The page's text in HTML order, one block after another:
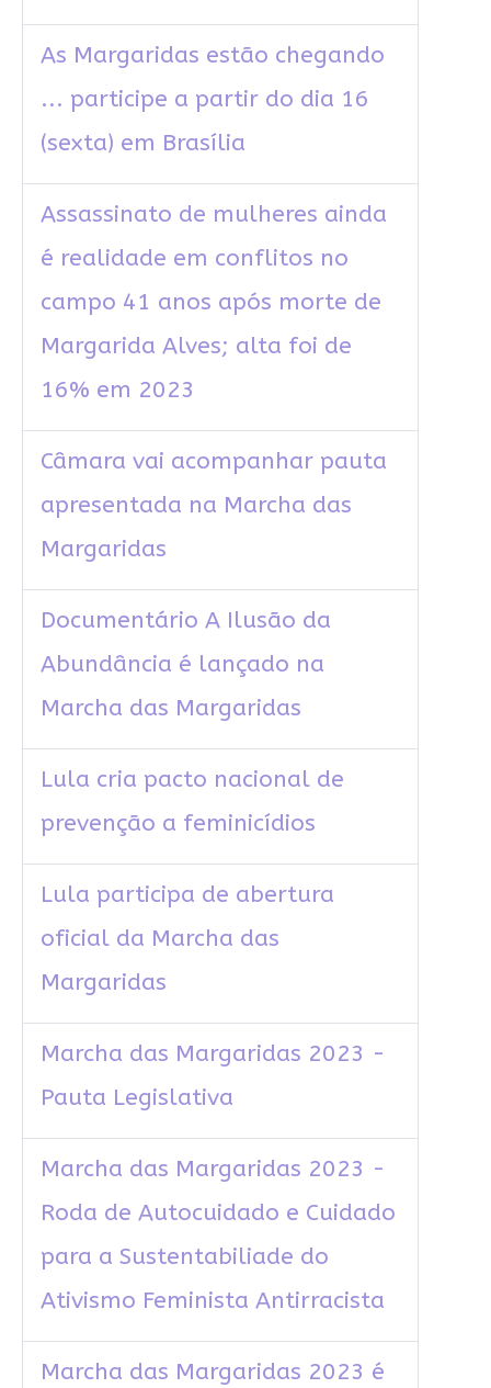
As Margaridas estão chegando
... participe a partir do dia 16
(sexta) em Brasília
Assassinato de mulheres ainda
é realidade em conflitos no
campo 41 anos após morte de
Margarida Alves; alta foi de
16% em 2023
Câmara vai acompanhar pauta
apresentada na Marcha das
Margaridas
Documentário A Ilusão da
Abundância é lançado na
Marcha das Margaridas
Lula cria pacto nacional de
prevenção a feminicídios
Lula participa de abertura
oficial da Marcha das
Margaridas
Marcha das Margaridas 2023 -
Pauta Legislativa
Marcha das Margaridas 2023 -
Roda de Autocuidado e Cuidado
para a Sustentabiliade do
Ativismo Feminista Antirracista
Marcha das Margaridas 2023 é